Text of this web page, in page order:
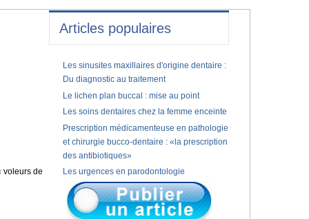
voleurs de
Articles populaires
Les sinusites maxillaires d'origine dentaire :
Du diagnostic au traitement
Le lichen plan buccal : mise au point
Les soins dentaires chez la femme enceinte
Prescription médicamenteuse en pathologie
et chirurgie bucco-dentaire : «la prescription
des antibiotiques»
Les urgences en parodontologie